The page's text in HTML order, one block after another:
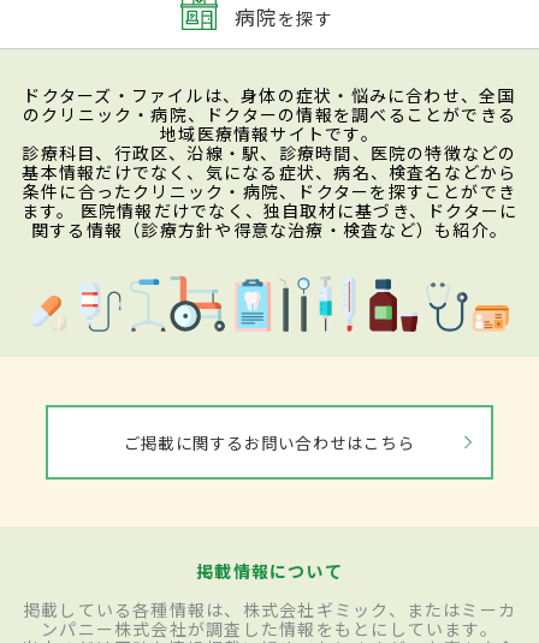
病院を探す
ドクターズ・ファイルは、身体の症状・悩みに合わせ、全国
のクリニック・病院、ドクターの情報を調べることができる
地域医療情報サイトです。
診療科目、行政区、沿線・駅、診療時間、医院の特徴などの
基本情報だけでなく、気になる症状、病名、検査名などから
条件に合ったクリニック・病院、ドクターを探すことができ
ます。 医院情報だけでなく、独自取材に基づき、ドクターに
関する情報（診療方針や得意な治療・検査など）も紹介。
ご掲載に関するお問い合わせはこちら
掲載情報について
掲載している各種情報は、株式会社ギミック、またはミーカ
ンパニー株式会社が調査した情報をもとにしています。